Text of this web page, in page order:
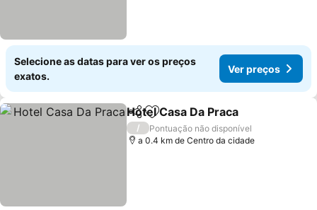
Selecione as datas para ver os preços
exatos.
Ver preços
PartilharAdicionar aos favoritos
Hotel Casa Da Praca
/
Pontuação não disponível
a 0.4 km de Centro da cidade